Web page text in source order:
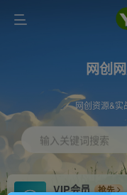
网创
网创资源&实
输入关键词搜索
VIP会员
抢先